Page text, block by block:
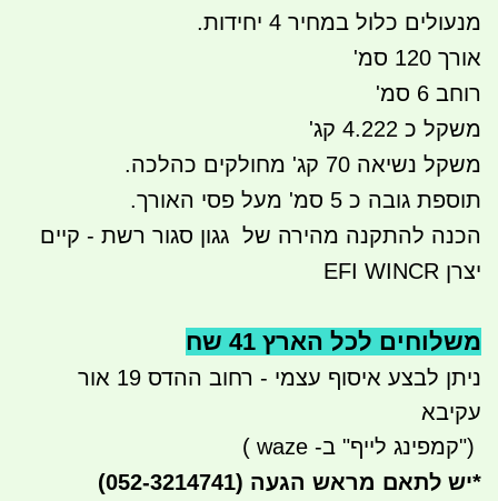
מנעולים כלול במחיר 4 יחידות.
אורך 120 סמ'
רוחב 6 סמ'
משקל כ 4.222 קג'
משקל נשיאה 70 קג' מחולקים כהלכה.
תוספת גובה כ 5 סמ' מעל פסי האורך.
הכנה להתקנה מהירה של גגון סגור רשת - קיים
יצרן EFI WINCR
משלוחים לכל הארץ 41 שח
ניתן לבצע איסוף עצמי - רחוב ההדס 19 אור
עקיבא
")קמפינג לייף" ב- waze
)
*יש לתאם מראש הגעה (052-3214741)